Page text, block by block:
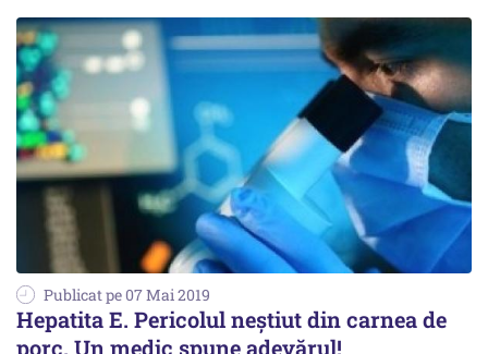
Publicat pe 07 Mai 2019
Hepatita E. Pericolul neștiut din carnea de
porc. Un medic spune adevărul!